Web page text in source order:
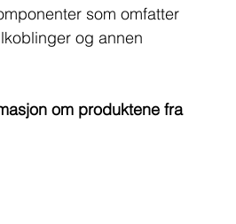
som omfatter
og annen
om produktene fra